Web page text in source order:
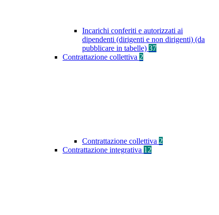
Incarichi conferiti e autorizzati ai
dipendenti (dirigenti e non dirigenti) (da
pubblicare in tabelle) 37
Contrattazione collettiva 2
Contrattazione collettiva 2
Contrattazione integrativa 12